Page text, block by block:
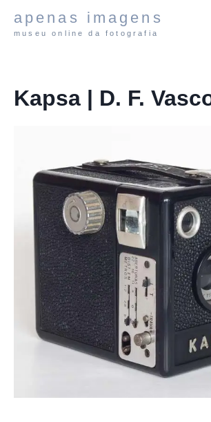
para
apenas imagens
museu online da fotografia
Kapsa | D. F.